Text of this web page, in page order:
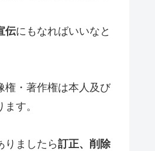
伝にもなればいいなと
権・著作権は本人及び
す。
りましたら訂正、削除